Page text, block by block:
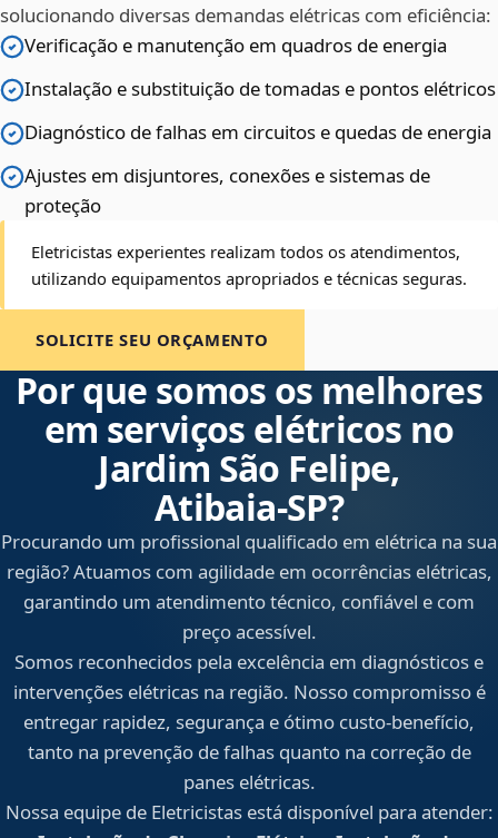
solucionando diversas demandas elétricas com eficiência:
Verificação e manutenção em quadros de energia
Instalação e substituição de tomadas e pontos elétricos
Diagnóstico de falhas em circuitos e quedas de energia
Ajustes em disjuntores, conexões e sistemas de
proteção
Eletricistas experientes realizam todos os atendimentos,
utilizando equipamentos apropriados e técnicas seguras.
SOLICITE SEU ORÇAMENTO
Por que somos os melhores
em serviços elétricos no
Jardim São Felipe,
Atibaia‑SP?
Procurando um profissional qualificado em elétrica na sua
região? Atuamos com agilidade em ocorrências elétricas,
garantindo um atendimento técnico, confiável e com
preço acessível.
Somos reconhecidos pela excelência em diagnósticos e
intervenções elétricas na região. Nosso compromisso é
entregar rapidez, segurança e ótimo custo-benefício,
tanto na prevenção de falhas quanto na correção de
panes elétricas.
Nossa equipe de Eletricistas está disponível para atender: